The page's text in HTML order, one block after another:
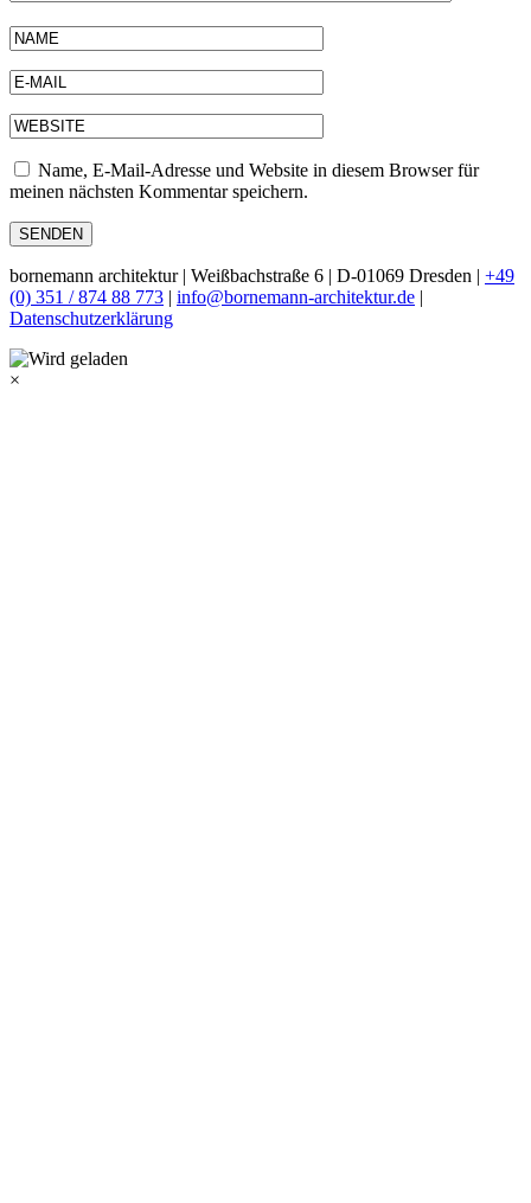
Name, E-Mail-Adresse und Website in diesem Browser für
meinen nächsten Kommentar speichern.
bornemann architektur | Weißbachstraße 6 | D-01069 Dresden | +49
(0) 351 / 874 88 773 | info@bornemann-architektur.de |
Datenschutzerklärung
×